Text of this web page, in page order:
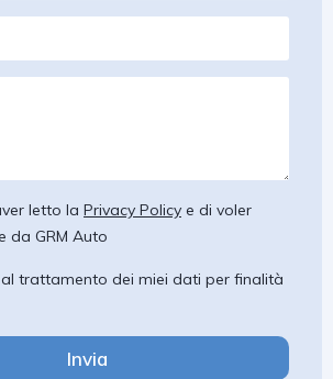
letto la Privacy Policy e di voler
da GRM Auto
trattamento dei miei dati per finalità
Invia